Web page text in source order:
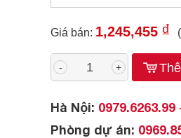
Giá bán: 1,245,455 ₫
- +
Hà Nội: 0979.6263.99
Phòng dự án: